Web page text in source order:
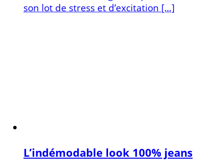
son lot de stress et d’excitation […]
L’indémodable look 100% jeans